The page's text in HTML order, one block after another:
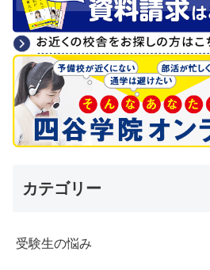
カテゴリー
受験生の悩み